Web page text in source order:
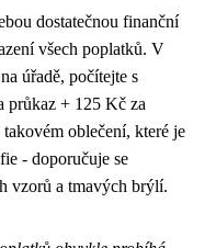
dostatečnou finanční
všech poplatků. V
úřadě, počítejte s
průkaz + 125 Kč za
oblečení, které je
- doporučuje se
vzorů a tmavých brýlí.